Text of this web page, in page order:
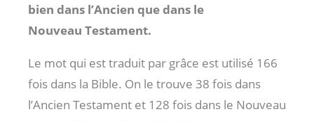
bien dans l’Ancien que dans le
Nouveau Testament.
Le mot qui est traduit par grâce est utilisé 166
fois dans la Bible. On le trouve 38 fois dans
l’Ancien Testament et 128 fois dans le Nouveau